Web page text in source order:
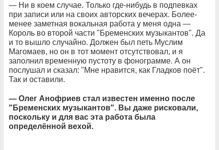
— Ни в коем случае. Только где-нибудь в подпевках
при записи или на своих авторских вечерах. Более-
менее заметная вокальная работа у меня одна —
Король во второй части "Бременских музыкантов". Да
и то вышло случайно. Должен был петь Муслим
Магомаев, но он в тот момент отсутствовал, и я
заполнил временную пустоту в фонограмме. А он
послушал и сказал: "Мне нравится, как Гладков поёт".
Так и оставили.
— Олег Анофриев стал известен именно после
"Бременских музыкантов". Вы даже рисковали,
поскольку и для вас эта работа была
определённой вехой.